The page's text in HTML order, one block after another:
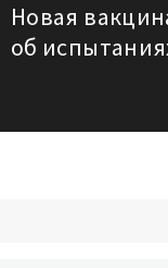
Previous
post:
Новая
об